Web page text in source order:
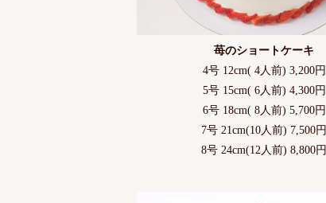
苺のショートケーキ
4号 12cm( 4人前) 3,200円
5号 15cm( 6人前) 4,300円
6号 18cm( 8人前) 5,700円
7号 21cm(10人前) 7,500円
8号 24cm(12人前) 8,800円